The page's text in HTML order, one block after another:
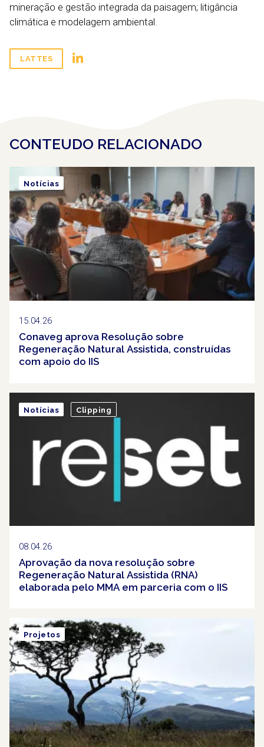
mineração e gestão integrada da paisagem; litigância
climática e modelagem ambiental.
LATTES
CONTEUDO RELACIONADO
15.04.26
Conaveg aprova Resolução sobre
Regeneração Natural Assistida, construídas
com apoio do IIS
Notícias
08.04.26
Aprovação da nova resolução sobre
Regeneração Natural Assistida (RNA)
elaborada pelo MMA em parceria com o IIS
Notícias Clipping
Projetos